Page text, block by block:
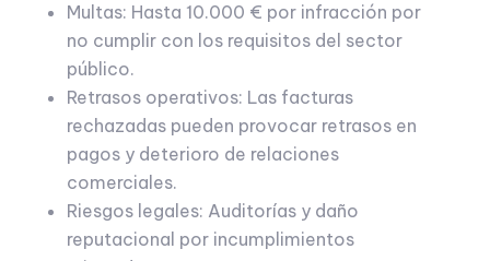
Multas: Hasta 10.000 € por infracción por
no cumplir con los requisitos del sector
público.
Retrasos operativos: Las facturas
rechazadas pueden provocar retrasos en
pagos y deterioro de relaciones
comerciales.
Riesgos legales: Auditorías y daño
reputacional por incumplimientos